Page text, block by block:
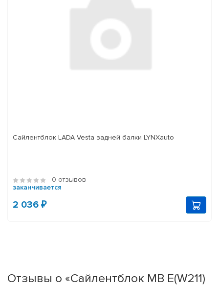
Сайлентблок LADA Vesta задней балки LYNXauto
0 отзывов
заканчивается
2 036 ₽
Отзывы о «Сайлентблок MB E(W211)